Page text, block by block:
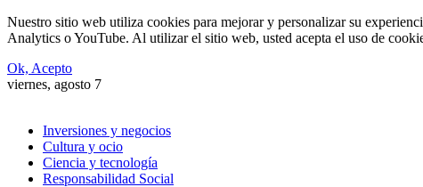
Nuestro sitio web utiliza cookies para mejorar y personalizar su
Analytics o YouTube. Al utilizar el sitio web, usted acepta el uso de
Ok, Acepto
viernes, agosto 7
Inversiones y negocios
Cultura y ocio
Ciencia y tecnología
Responsabilidad Social